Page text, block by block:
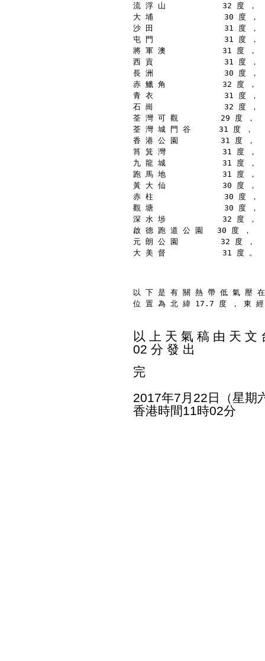
流 浮 山            32 度 ，
大 埔               30 度 ，
沙 田               31 度 ，
屯 門               31 度 ，
將 軍 澳            31 度 ，
西 貢               31 度 ，
長 洲               30 度 ，
赤 鱲 角            32 度 ，
青 衣               31 度 ，
石 崗               32 度 ，
荃 灣 可 觀         29 度 ，
荃 灣 城 門 谷      31 度 ，
香 港 公 園         31 度 ，
筲 箕 灣            31 度 ，
九 龍 城            31 度 ，
跑 馬 地            31 度 ，
黃 大 仙            30 度 ，
赤 柱               30 度 ，
觀 塘               30 度 ，
深 水 埗            32 度 ，
啟 德 跑 道 公 園   30 度 ，
元 朗 公 園         32 度 ，
大 美 督            31 度 。
以 下 是 有 關 熱 帶 低 氣 壓
位 置 為 北 緯 17.7 度 ， 東
以 上 天 氣 稿 由 天 文
02 分 發 出
完
2017年7月22日（星期
香港時間11時02分